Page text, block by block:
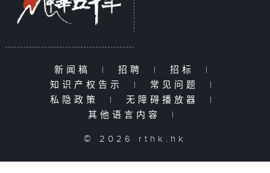
新闻稿 | 招聘 | 招标
|
知识产权告示
| 常见问题
|
私隐政策
| 无障碍播放器
|
其他语言内容
|
© 2026 rthk.hk